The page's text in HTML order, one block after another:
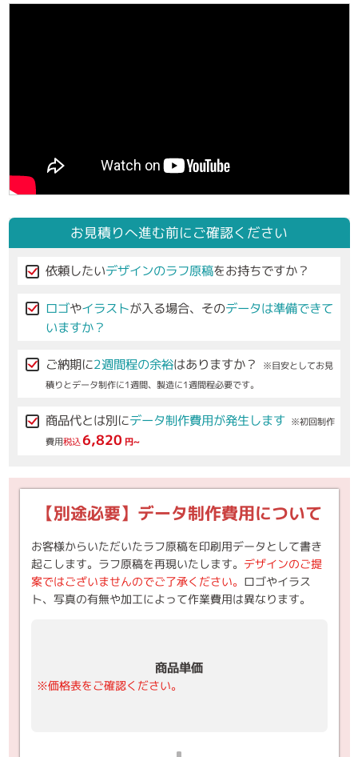
お見積りへ進む前にご確認ください
依頼したいデザインのラフ原稿をお持ちですか？
ロゴやイラストが入る場合、そのデータは準備できて
いますか？
ご納期に2週間程の余裕はありますか？
※目安としてお見
積りとデータ制作に1週間、製造に1週間程必要です。
商品代とは別にデータ制作費用が発生します ※初回制作
費用税込6,820 円~
【別途必要】データ制作費用について
お客様からいただいたラフ原稿を印刷用データとして書き
起こします。ラフ原稿を再現いたします。 デザインのご提
案ではございませんのでご了承ください。 ロゴやイラス
ト、写真の有無や加工によって作業費用は異なります。
商品単価
※価格表をご確認ください。